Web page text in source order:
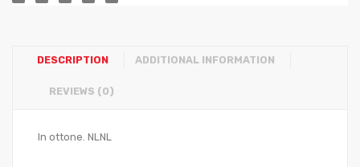
DESCRIPTION ADDITIONAL INFORMATION
REVIEWS (0)
In ottone. NLNL